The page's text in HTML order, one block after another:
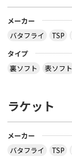
メーカー
バタフライ
TSP
タイプ
裏ソフト
表ソフト
ラケット
メーカー
バタフライ
TSP